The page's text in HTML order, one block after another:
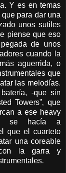
Y es en temas
que para dar una
unos sutiles
piense que eso
de unos
cuando la
aguerrida, o
que
las melodías.
-que sin
Towers”, que
a ese heavy
se hacía a
que el cuarteto
una coreable
con la garra y